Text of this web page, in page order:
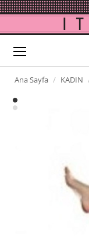
Ana Sayfa KADIN